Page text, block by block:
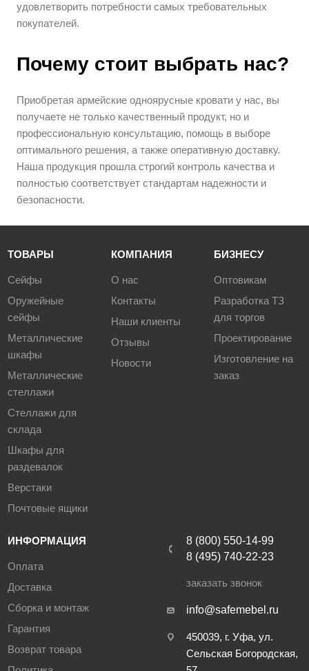
удовлетворить потребности самых требовательных
покупателей.
Почему стоит выбрать нас?
Приобретая армейские одноярусные кровати у нас, вы
получаете не только качественный продукт, но и
профессиональную консультацию, помощь в выборе
оптимального решения, а также оперативную доставку.
Наша продукция прошла строгий контроль качества и
полностью соответствует стандартам надежности и
безопасности.
ТОВАРЫ
Сейфы
Оружейные
сейфы
Металлические
шкафы
Металлические
стеллажи
Стеллажи для
склада
Шкафы для
раздевалок
Верстаки
Почтовые ящики
КОМПАНИЯ
О нас
Контакты
Наши клиенты
Отзывы
Новости
БИЗНЕСУ
Оптовикам
Разработка ТЗ
для торгов
Проектирование
Изготовление на
заказ
ИНФОРМАЦИЯ
Оплата
Доставка
Сборка и монтаж
Гарантия
Возврат товара
8 (800) 550-14-99
8 (495) 740-22-23
заказать звонок
info@safemebel.ru
450039, г. Уфа, ул.
Сельская Богородская,